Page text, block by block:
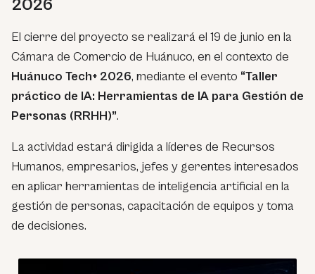
2026
El cierre del proyecto se realizará el 19 de junio en la
Cámara de Comercio de Huánuco, en el contexto de
Huánuco Tech+ 2026, mediante el evento “Taller
práctico de IA: Herramientas de IA para Gestión de
Personas (RRHH)”.
La actividad estará dirigida a líderes de Recursos
Humanos, empresarios, jefes y gerentes interesados
en aplicar herramientas de inteligencia artificial en la
gestión de personas, capacitación de equipos y toma
de decisiones.